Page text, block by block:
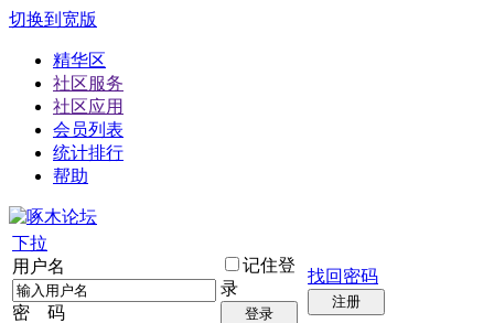
切换到宽版
精华区
社区服务
社区应用
会员列表
统计排行
帮助
下拉
用户名
密 码
记住登
录
登录
找回密码
注册